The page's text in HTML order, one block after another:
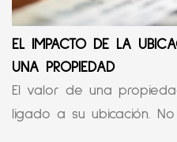
EL IMPACTO DE LA
UNA PROPIEDAD
El valor de una
ligado a su ubicación. No